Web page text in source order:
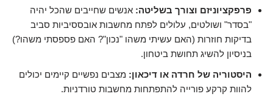
פרפקציוניזם וצורך בשליטה: אנשים שחייבים שהכל יהיה
"בסדר" ושולטים, עלולים לפתח מחשבות אובססיביות סביב
בדיקות חוזרות (האם עשיתי משהו "נכון"? האם פספסתי משהו?)
בניסיון להשיג תחושת ביטחון.
היסטוריה של חרדה או דיכאון: מצבים נפשיים קיימים יכולים
להוות קרקע פורייה להתפתחות מחשבות טורדניות.